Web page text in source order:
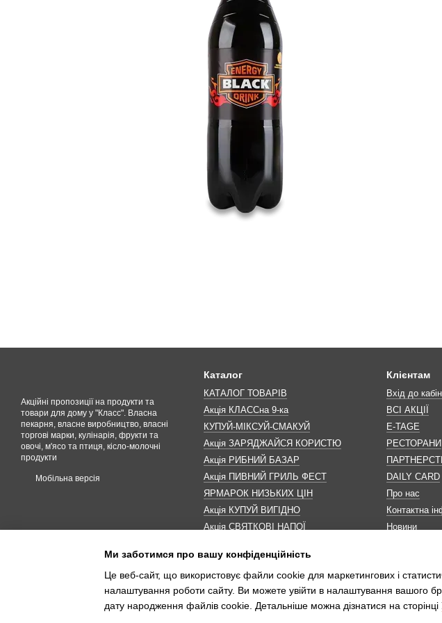
Акційні пропозиції на продукти та
товари для дому у "Класс". Власна
пекарня, власне виробництво, власні
торгові марки, кулінарія, фрукти та
овочі, м'ясо та птиця, кісло-молочні
продукти
Мобільна версія
Каталог
КАТАЛОГ ТОВАРІВ
Акція КЛАССна 9-ка
КУПУЙ-МІКСУЙ-СМАКУЙ
Акція ЗАРЯДЖАЙСЯ КОРИСТЮ
Акція РИБНИЙ БАЗАР
Акція ПИВНИЙ ГРИЛЬ ФЕСТ
ЯРМАРОК НИЗЬКИХ ЦІН
Акція КУПУЙ ВИГІДНО
Акція СВЯТКОВІ НАПОЇ
Акція ДО МАКОВЕЯ
ІНШІ АКЦІЇ
Клієнтам
Вхід до
ВСІ АКЦІЇ
E-TAGE
РЕСТОРАНИ
DAILY CARD
Про нас
Контактна
Новини
Ми заботимся про вашу конфіденційність
Це веб-сайт, що використовує файли cookie для маркетингових і
налаштування роботи сайту. Ви можете увійти в налаштування вашого
дату народження файлів cookie. Детальніше можна дізнатися на сторінці